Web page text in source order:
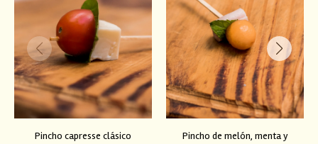
Pincho capresse clásico
Pincho de melón, menta y